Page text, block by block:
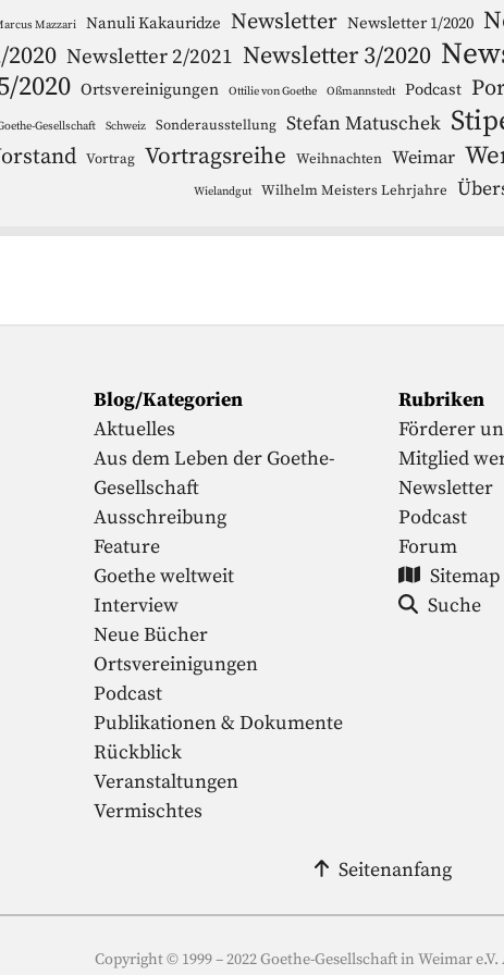
Mazzari Nanuli Kakauridze Newsletter Newsletter 1/2020
Newsletter 2/2021 Newsletter 3/2020
2020 Ortsvereinigungen Ottilie von Goethe Oßmannstedt Podcast
Gesellschaft Schweiz Sonderausstellung Stefan Matuschek
Vortrag Vortragsreihe Weihnachten Weimar
Wielandgut Wilhelm Meisters Lehrjahre
Blog/Kategorien
Aktuelles
Aus dem Leben der Goethe-
Gesellschaft
Ausschreibung
Feature
Goethe weltweit
Interview
Neue Bücher
Ortsvereinigungen
Podcast
Publikationen & Dokumente
Rückblick
Veranstaltungen
Vermischtes
Rubriken
Förderer
Mitglied
Newsletter
Podcast
Forum
Sitemap
Suche
Seitenanfang
Copyright © 1999 – 2022 Goethe-Gesellschaft in Weimar